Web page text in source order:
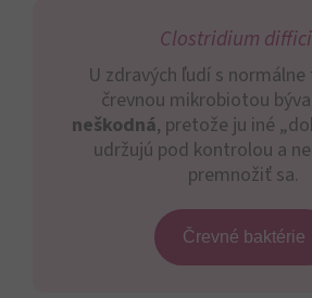
Clostridium
U zdravých ľudí s
črevnou mikrobiotou
neškodná, pretože ju iné
udržujú pod kontrolou a
premnožiť sa.
Črevné baktérie